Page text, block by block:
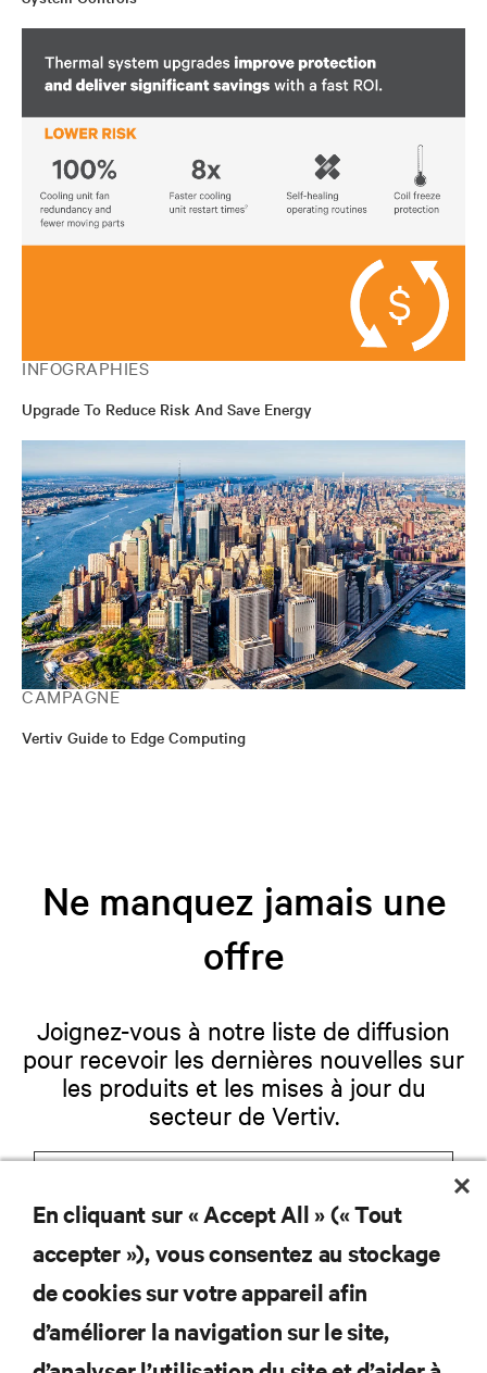
INFOGRAPHIES
Upgrade To Reduce Risk And Save Energy
CAMPAGNE
Vertiv Guide to Edge Computing
Ne manquez jamais une
offre
Joignez-vous à notre liste de diffusion
pour recevoir les dernières nouvelles sur
les produits et les mises à jour du
secteur de Vertiv.
S'INSCRIRE
RESSOURCES
En cliquant sur « Accept All » (« Tout
accepter »), vous consentez au stockage
de cookies sur votre appareil afin
d’améliorer la navigation sur le site,